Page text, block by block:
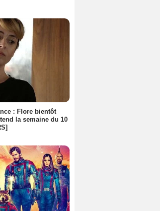
: Flore bientôt
la semaine du 10